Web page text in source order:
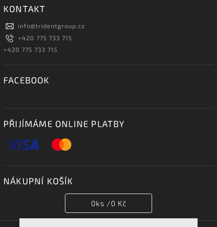
KONTAKT
info@tridentgroup.cz
+420 775 733 715
+420 775 733 715
FACEBOOK
PŘIJÍMÁME ONLINE PLATBY
NÁKUPNÍ KOŠÍK
0ks /0 Kč